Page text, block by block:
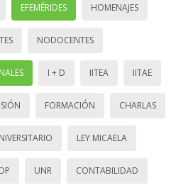
EFEMÉRIDES HOMENAJES
NODOCENTES
I + D IITEA IITAE
FORMACIÓN CHARLAS
LEY MICAELA
UNR CONTABILIDAD